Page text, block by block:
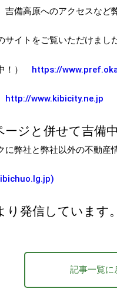
備高原へのアクセスなど
サイトをご覧いただけま
！） https://
http://www.kibicity.ne.jp
ージと併せて吉備
弊社と弊社以外の不動産
発信しています
記事一覧に